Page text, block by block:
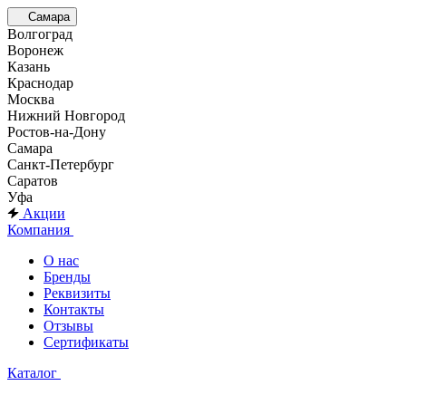
Самара
Волгоград
Воронеж
Казань
Краснодар
Москва
Нижний Новгород
Ростов-на-Дону
Самара
Санкт-Петербург
Саратов
Уфа
Акции
Компания
О нас
Бренды
Реквизиты
Контакты
Отзывы
Сертификаты
Каталог